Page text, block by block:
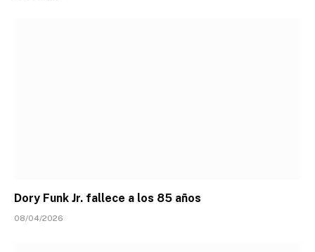
Dory Funk Jr. fallece a los 85 años
08/04/2026